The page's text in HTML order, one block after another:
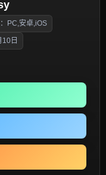
PC,安卓,iOS
日